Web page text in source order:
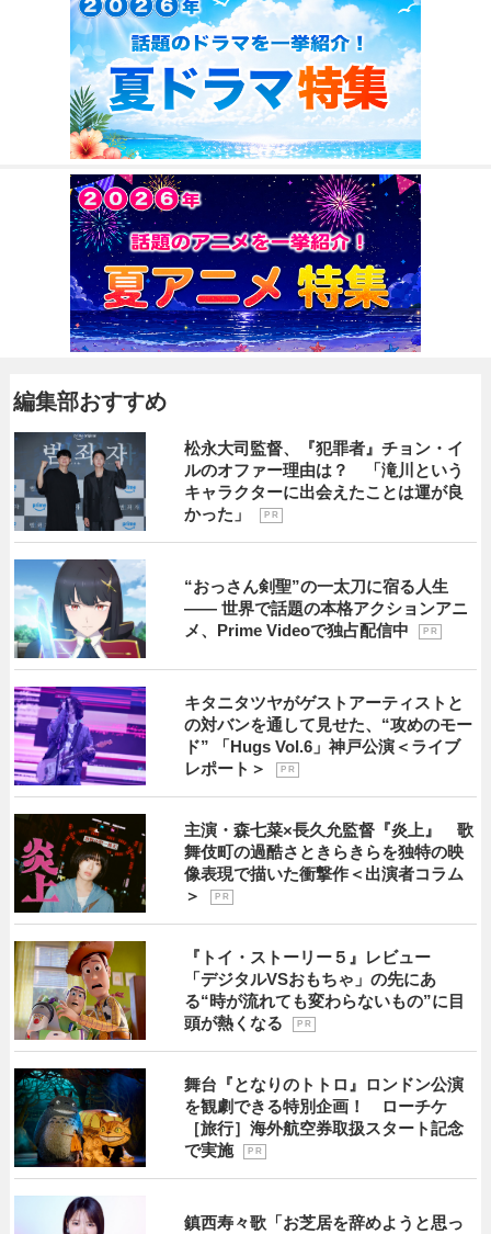
編集部おすすめ
松永大司監督、『犯罪者』チョン・イ
ルのオファー理由は？ 「滝川という
キャラクターに出会えたことは運が良
かった」
P R
“おっさん剣聖”の一太刀に宿る人生
―― 世界で話題の本格アクションアニ
メ、Prime Videoで独占配信中
P R
キタニタツヤがゲストアーティストと
の対バンを通して見せた、“攻めのモー
ド” 「Hugs Vol.6」神戸公演＜ライブ
レポート＞
P R
主演・森七菜×長久允監督『炎上』 歌
舞伎町の過酷さときらきらを独特の映
像表現で描いた衝撃作＜出演者コラム
＞
P R
『トイ・ストーリー５』レビュー
「デジタルVSおもちゃ」の先にあ
る“時が流れても変わらないもの”に目
頭が熱くなる
P R
舞台『となりのトトロ』ロンドン公演
を観劇できる特別企画！ ローチケ
［旅行］海外航空券取扱スタート記念
で実施
P R
鎮西寿々歌「お芝居を辞めようと思っ